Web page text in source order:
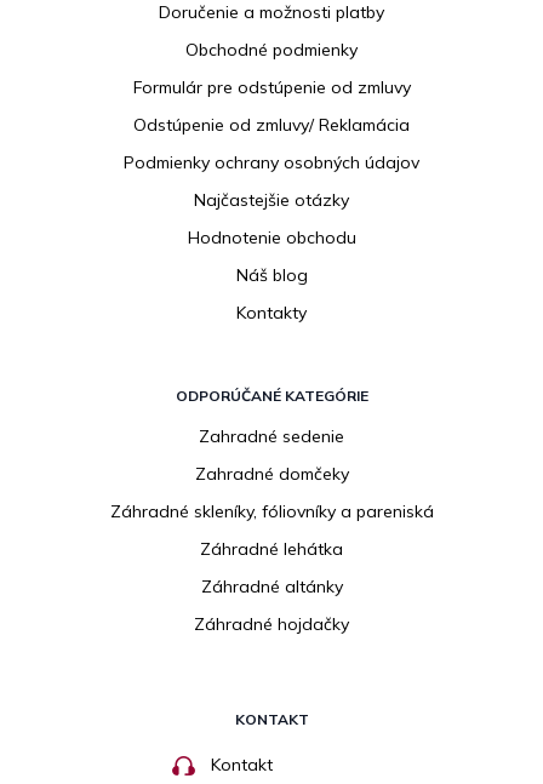
Doručenie a možnosti platby
Obchodné podmienky
Formulár pre odstúpenie od zmluvy
Odstúpenie od zmluvy/ Reklamácia
Podmienky ochrany osobných údajov
Najčastejšie otázky
Hodnotenie obchodu
Náš blog
Kontakty
ODPORÚČANÉ KATEGÓRIE
Zahradné sedenie
Zahradné domčeky
Záhradné skleníky, fóliovníky a pareniská
Záhradné lehátka
Záhradné altánky
Záhradné hojdačky
KONTAKT
Kontakt